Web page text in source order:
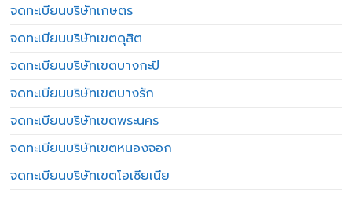
จดทะเบียนบริษัทเกษตร
จดทะเบียนบริษัทเขตดุสิต
จดทะเบียนบริษัทเขตบางกะปิ
จดทะเบียนบริษัทเขตบางรัก
จดทะเบียนบริษัทเขตพระนคร
จดทะเบียนบริษัทเขตหนองจอก
จดทะเบียนบริษัทเขตโอเชียเนีย